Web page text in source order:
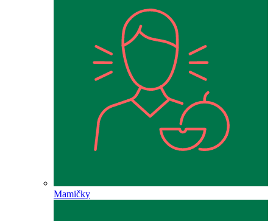
Mamičky